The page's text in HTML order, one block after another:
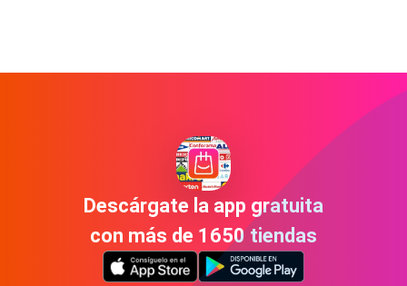
Descárgate la app gratuita
con más de 1650 tiendas